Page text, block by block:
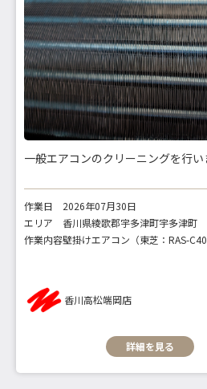
一般エアコンのクリーニングを行い
作業日
2026年07月30日
エリア
香川県綾歌郡宇多津町宇多津町
作業内容壁掛けエアコン（東芝：RAS-
香川高松端岡店
詳細を見る